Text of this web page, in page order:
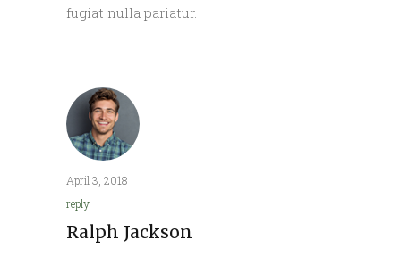
fugiat nulla pariatur.
April 3, 2018
reply
Ralph Jackson